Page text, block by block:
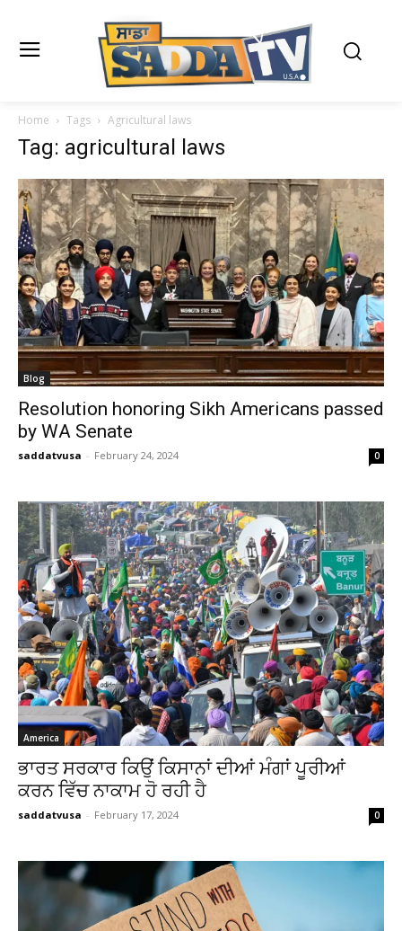
Home Tags Agricultural laws
Tag: agricultural laws
Blog
Resolution honoring Sikh Americans passed
by WA Senate
saddatvusa - February 24, 2024 0
America
ਭਾਰਤ ਸਰਕਾਰ ਕਿਉਂ ਕਿਸਾਨਾਂ ਦੀਆਂ ਮੰਗਾਂ ਪੂਰੀਆਂ
ਕਰਨ ਵਿੱਚ ਨਾਕਾਮ ਹੋ ਰਹੀ ਹੈ
saddatvusa - February 17, 2024 0